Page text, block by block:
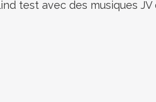
test avec des musiques